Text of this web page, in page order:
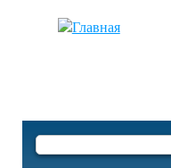
Форма поиска
Поиск